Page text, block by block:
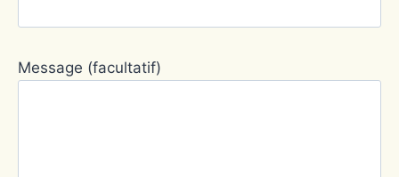
Message (facultatif)